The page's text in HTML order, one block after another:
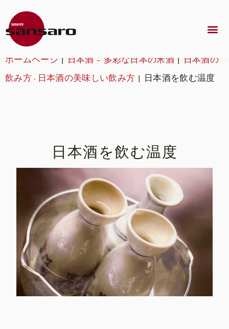
ホームページ | 日本酒 – 多彩な日本の米酒 | 日本酒の
飲み方 - 日本酒の美味しい飲み方 | 日本酒を飲む温度
日本酒を飲む温度